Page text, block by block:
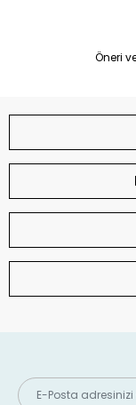
Öneri